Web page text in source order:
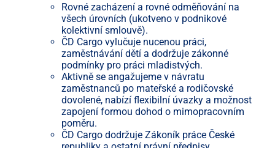
Rovné zacházení a rovné odměňování na
všech úrovních (ukotveno v podnikové
kolektivní smlouvě).
ČD Cargo vylučuje nucenou práci,
zaměstnávání dětí a dodržuje zákonné
podmínky pro práci mladistvých.
Aktivně se angažujeme v návratu
zaměstnanců po mateřské a rodičovské
dovolené, nabízí flexibilní úvazky a možnost
zapojení formou dohod o mimopracovním
poměru.
ČD Cargo dodržuje Zákoník práce České